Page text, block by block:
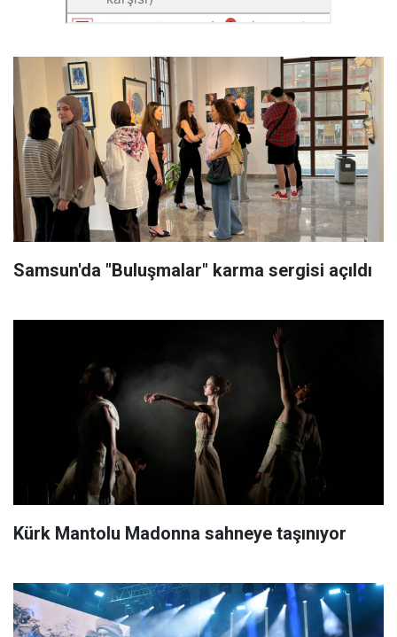
Samsun'da "Buluşmalar" karma sergisi açıldı
Kürk Mantolu Madonna sahneye taşınıyor